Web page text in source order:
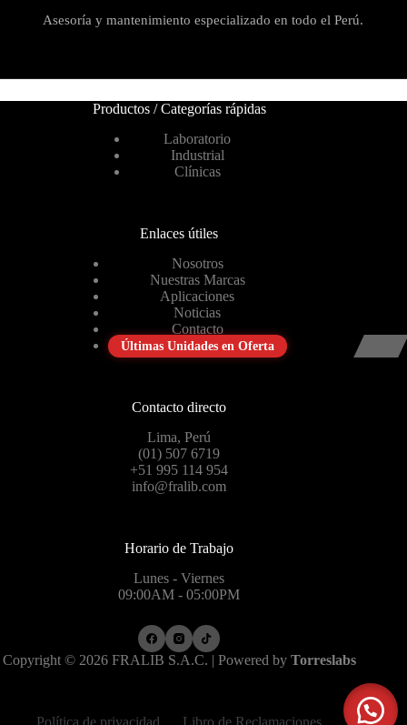
Asesoría y mantenimiento especializado en todo el Perú.
Productos / Categorías rápidas
Laboratorio
Industrial
Clínicas
Enlaces útiles
Nosotros
Nuestras Marcas
Aplicaciones
Noticias
Contacto
Últimas Unidades en Oferta
Contacto directo
Lima, Perú
(01) 507 6719
+51 995 114 954
info@fralib.com
Horario de Trabajo
Lunes - Viernes
09:00AM - 05:00PM
Copyright © 2026 FRALIB S.A.C. | Powered by Torreslabs